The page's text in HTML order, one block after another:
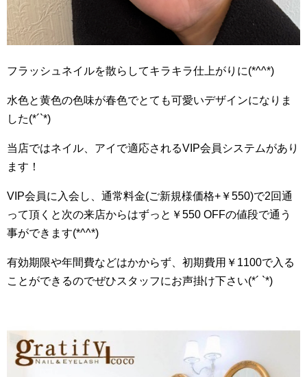
フラッシュネイルを散らしてキラキラ仕上がりに(*^^*)
水色と黄色の色味が春色でとても可愛いデザインになりま
した(*´`*)
当店ではネイル、アイで適応されるVIP会員システムがあり
ます！
VIP会員に入会し、通常料金(ご新規様価格+￥550)で2回通
って頂くと次の来店からはずっと￥550 OFFの値段で通う
事ができます(*^^*)
有効期限や年間費などはかからず、初期費用￥1100で入る
ことができるのでぜひスタッフにお声掛け下さい(*´ `*)